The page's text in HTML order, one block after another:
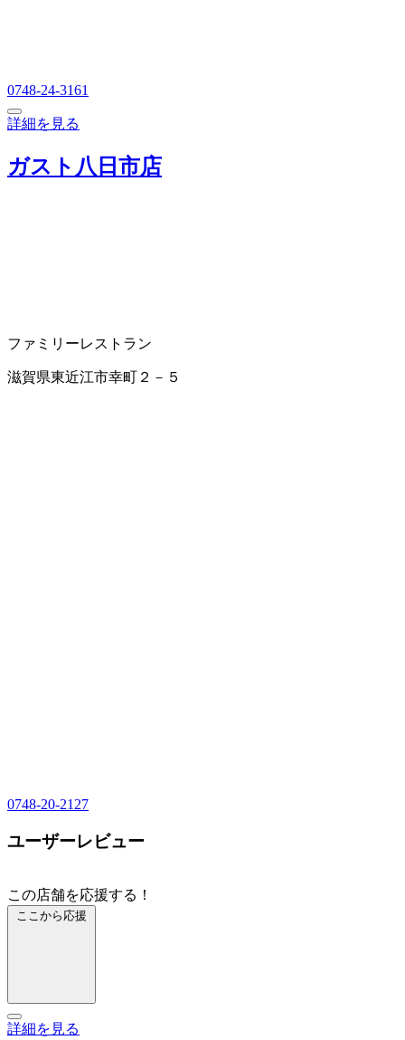
0748-24-3161
詳細を見る
ガスト八日市店
ファミリーレストラン
滋賀県東近江市幸町２－５
0748-20-2127
ユーザーレビュー
この店舗を応援する！
ここから応援
詳細を見る